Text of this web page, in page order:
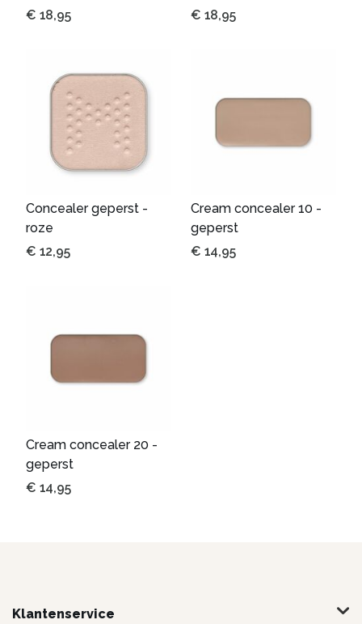
€ 18,95
€ 18,95
Concealer geperst -
roze
€ 12,95
Cream concealer 10 -
geperst
€ 14,95
Cream concealer 20 -
geperst
€ 14,95
Klantenservice